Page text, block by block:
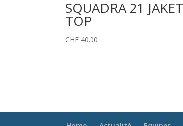
SQUADRA 21 JAKET
TOP
CHF 40.00